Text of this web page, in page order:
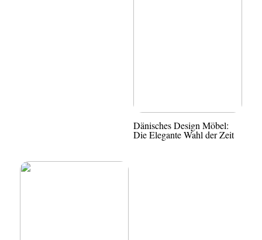
Dänisches Design Möbel:
Die Elegante Wahl der Zeit